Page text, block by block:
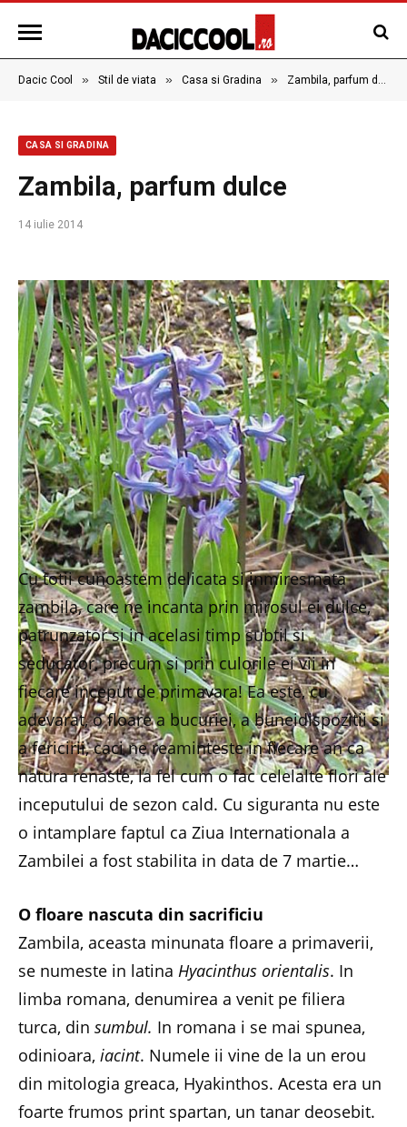
Dacic Cool » Stil de viata » Casa si Gradina » Zambila, parfum dulce
CASA SI GRADINA
Zambila, parfum dulce
14 iulie 2014
Cu totii cunoastem delicata si inmiresmata
zambila, care ne incanta prin mirosul ei dulce,
patrunzator si in acelasi timp subtil si
seducator, precum si prin culorile ei vii in
fiecare inceput de primavara! Ea este, cu
adevarat, o floare a bucuriei, a buneidispozitii si
a fericirii, caci ne reaminteste in fiecare an ca
natura renaste, la fel cum o fac celelalte flori ale
inceputului de sezon cald. Cu siguranta nu este
o intamplare faptul ca Ziua Internationala a
Zambilei a fost stabilita in data de 7 martie…
O floare nascuta din sacrificiu
Zambila, aceasta minunata floare a primaverii,
se numeste in latina Hyacinthus orientalis. In
limba romana, denumirea a venit pe filiera
turca, din sumbul. In romana i se mai spunea,
odinioara, iacint. Numele ii vine de la un erou
din mitologia greaca, Hyakinthos. Acesta era un
foarte frumos print spartan, un tanar deosebit.